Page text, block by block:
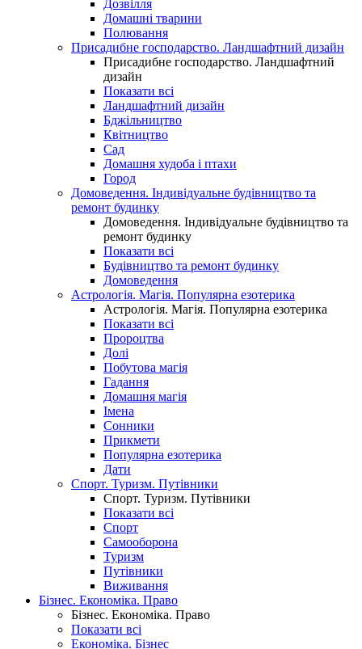
Дозвілля
Домашні тварини
Полювання
Присадибне господарство. Ландшафтний дизайн
Присадибне господарство. Ландшафтний
дизайн
Показати всі
Ландшафтний дизайн
Бджільництво
Квітництво
Сад
Домашня худоба і птахи
Город
Домоведення. Індивідуальне будівництво та
ремонт будинку
Домоведення. Індивідуальне будівництво та
ремонт будинку
Показати всі
Будівництво та ремонт будинку
Домоведення
Астрологія. Магія. Популярна езотерика
Астрологія. Магія. Популярна езотерика
Показати всі
Пророцтва
Долі
Побутова магія
Гадання
Домашня магія
Імена
Сонники
Прикмети
Популярна езотерика
Дати
Спорт. Туризм. Путівники
Спорт. Туризм. Путівники
Показати всі
Спорт
Самооборона
Туризм
Путівники
Виживання
Бізнес. Економіка. Право
Бізнес. Економіка. Право
Показати всі
Економіка. Бізнес